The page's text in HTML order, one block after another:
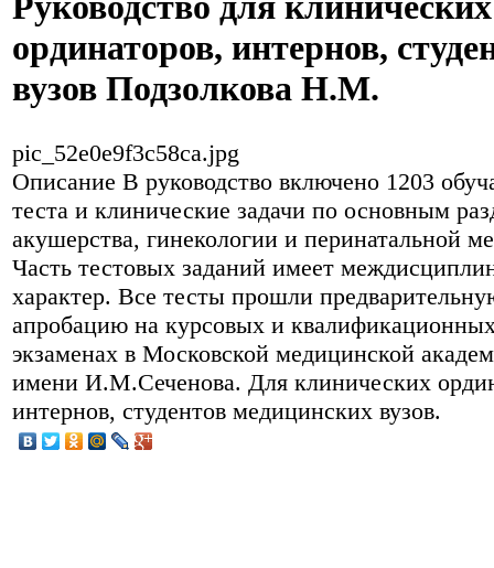
ординаторов, интернов,
вузов Подзолкова Н.М.
pic_52e0e9f3c58ca.jpg
Описание В руководство включено 1203
теста и клинические задачи по основным
акушерства, гинекологии и перинатальной
Часть тестовых заданий имеет
характер. Все тесты прошли
апробацию на курсовых и
экзаменах в Московской медицинской
имени И.М.Сеченова. Для клинических
интернов, студентов медицинских вузов.